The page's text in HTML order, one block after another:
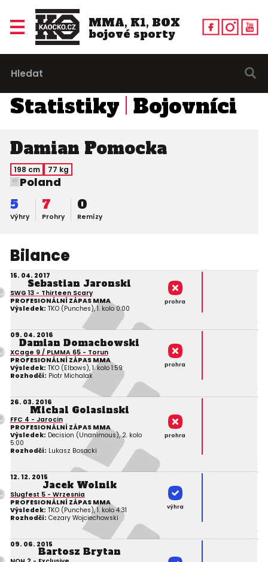
MMA, K1, BOX
bojové sporty
Statistiky Bojovníci
Damian Pomocka
198 cm 77 kg
Poland
Výhry
5
Prohry
7
Remízy
0
Bilance
15. 04. 2017
Sebastian Jaronski
SWG 13 - Thirteen Scary
PROFESIONÁLNÍ ZÁPAS MMA
Výsledek: TKO (Punches), 1. kolo 0:00
prohra
09. 04. 2016
Damian Domachowski
XCage 9 / PLMMA 65 - Torun
PROFESIONÁLNÍ ZÁPAS MMA
Výsledek: TKO (Elbows), 1. kolo 1:59
Rozhodčí: Piotr Michalak
prohra
26. 03. 2016
Michal Golasinski
FFC 4 - Jarocin
PROFESIONÁLNÍ ZÁPAS MMA
Výsledek: Decision (Unanimous), 2. kolo
5:00
Rozhodčí: Lukasz Bosacki
prohra
12. 12. 2015
Jacek Wolnik
Slugfest 5 - Wrzesnia
PROFESIONÁLNÍ ZÁPAS MMA
Výsledek: TKO (Punches), 1. kolo 4:31
Rozhodčí: Cezary Wojciechowski
výhra
09. 06. 2015
Bartosz Brytan